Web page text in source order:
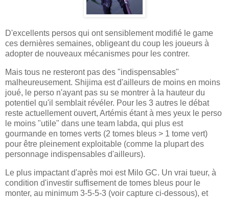
D'excellents persos qui ont sensiblement modifié le game
ces dernières semaines, obligeant du coup les joueurs à
adopter de nouveaux mécanismes pour les contrer.
Mais tous ne resteront pas des "indispensables"
malheureusement. Shijima est d'ailleurs de moins en moins
joué, le perso n'ayant pas su se montrer à la hauteur du
potentiel qu'il semblait révéler. Pour les 3 autres le débat
reste actuellement ouvert, Artémis étant à mes yeux le perso
le moins "utile" dans une team labda, qui plus est
gourmande en tomes verts (2 tomes bleus > 1 tome vert)
pour être pleinement exploitable (comme la plupart des
personnage indispensables d'ailleurs).
Le plus impactant d'après moi est Milo GC. Un vrai tueur, à
condition d'investir suffisement de tomes bleus pour le
monter, au minimum 3-5-5-3 (voir capture ci-dessous), et